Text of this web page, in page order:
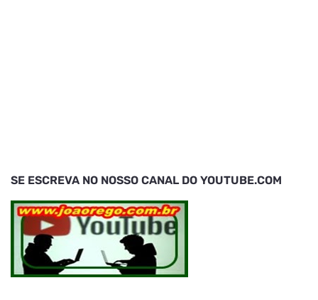
SE ESCREVA NO NOSSO CANAL DO YOUTUBE.COM